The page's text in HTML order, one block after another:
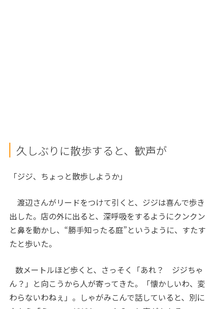
久しぶりに散歩すると、歓声が
「ジジ、ちょっと散歩しようか」
渡辺さんがリードをつけて引くと、ジジは喜んで歩き
出した。店の外に出ると、深呼吸をするようにクンクン
と鼻を動かし、“勝手知ったる庭”というように、すたす
たと歩いた。
数メートルほど歩くと、さっそく「あれ？ ジジちゃ
ん？」と向こうから人が寄ってきた。「懐かしいわ、変
わらないわねぇ」。しゃがみこんで話していると、別に